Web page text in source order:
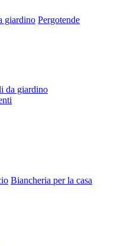
giardino Pergotende
da giardino
Biancheria per la casa